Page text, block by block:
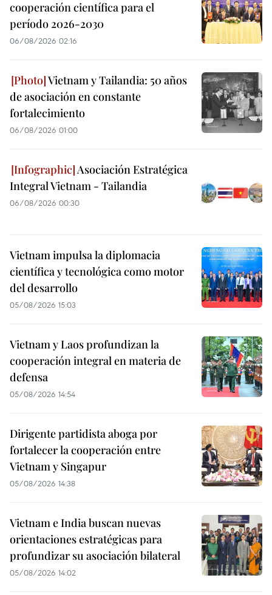
cooperación científica para el
período 2026-2030
06/08/2026 02:16
Vietnam y Tailandia: 50 años
de asociación en constante
fortalecimiento
06/08/2026 01:00
Asociación Estratégica
Integral Vietnam - Tailandia
06/08/2026 00:30
Vietnam impulsa la diplomacia
científica y tecnológica como motor
del desarrollo
05/08/2026 15:03
Vietnam y Laos profundizan la
cooperación integral en materia de
defensa
05/08/2026 14:54
Dirigente partidista aboga por
fortalecer la cooperación entre
Vietnam y Singapur
05/08/2026 14:38
Vietnam e India buscan nuevas
orientaciones estratégicas para
profundizar su asociación bilateral
05/08/2026 14:02